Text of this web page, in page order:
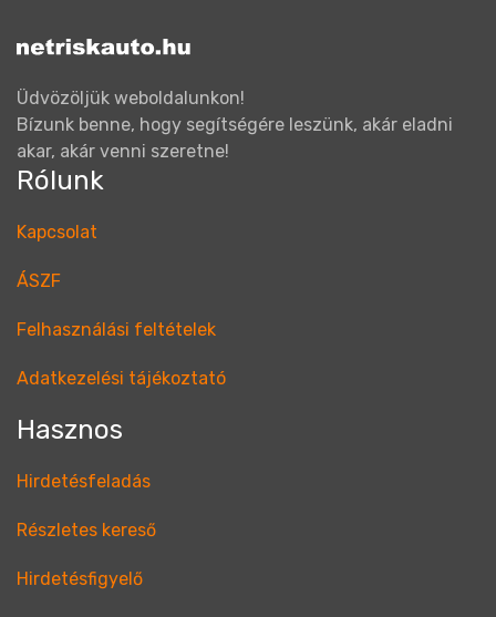
Üdvözöljük weboldalunkon!
Bízunk benne, hogy segítségére leszünk, akár eladni
akar, akár venni szeretne!
Rólunk
Kapcsolat
ÁSZF
Felhasználási feltételek
Adatkezelési tájékoztató
Hasznos
Hirdetésfeladás
Részletes kereső
Hirdetésfigyelő